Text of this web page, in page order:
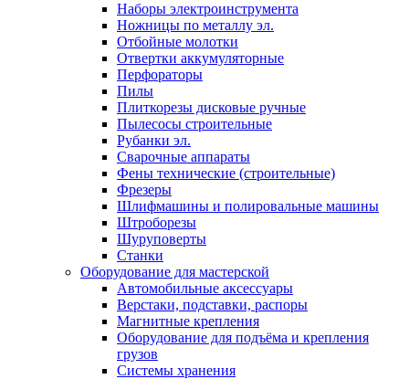
Наборы электроинструмента
Ножницы по металлу эл.
Отбойные молотки
Отвертки аккумуляторные
Перфораторы
Пилы
Плиткорезы дисковые ручные
Пылесосы строительные
Рубанки эл.
Сварочные аппараты
Фены технические (строительные)
Фрезеры
Шлифмашины и полировальные машины
Штроборезы
Шуруповерты
Станки
Оборудование для мастерской
Автомобильные аксессуары
Верстаки, подставки, распоры
Магнитные крепления
Оборудование для подъёма и крепления
грузов
Системы хранения